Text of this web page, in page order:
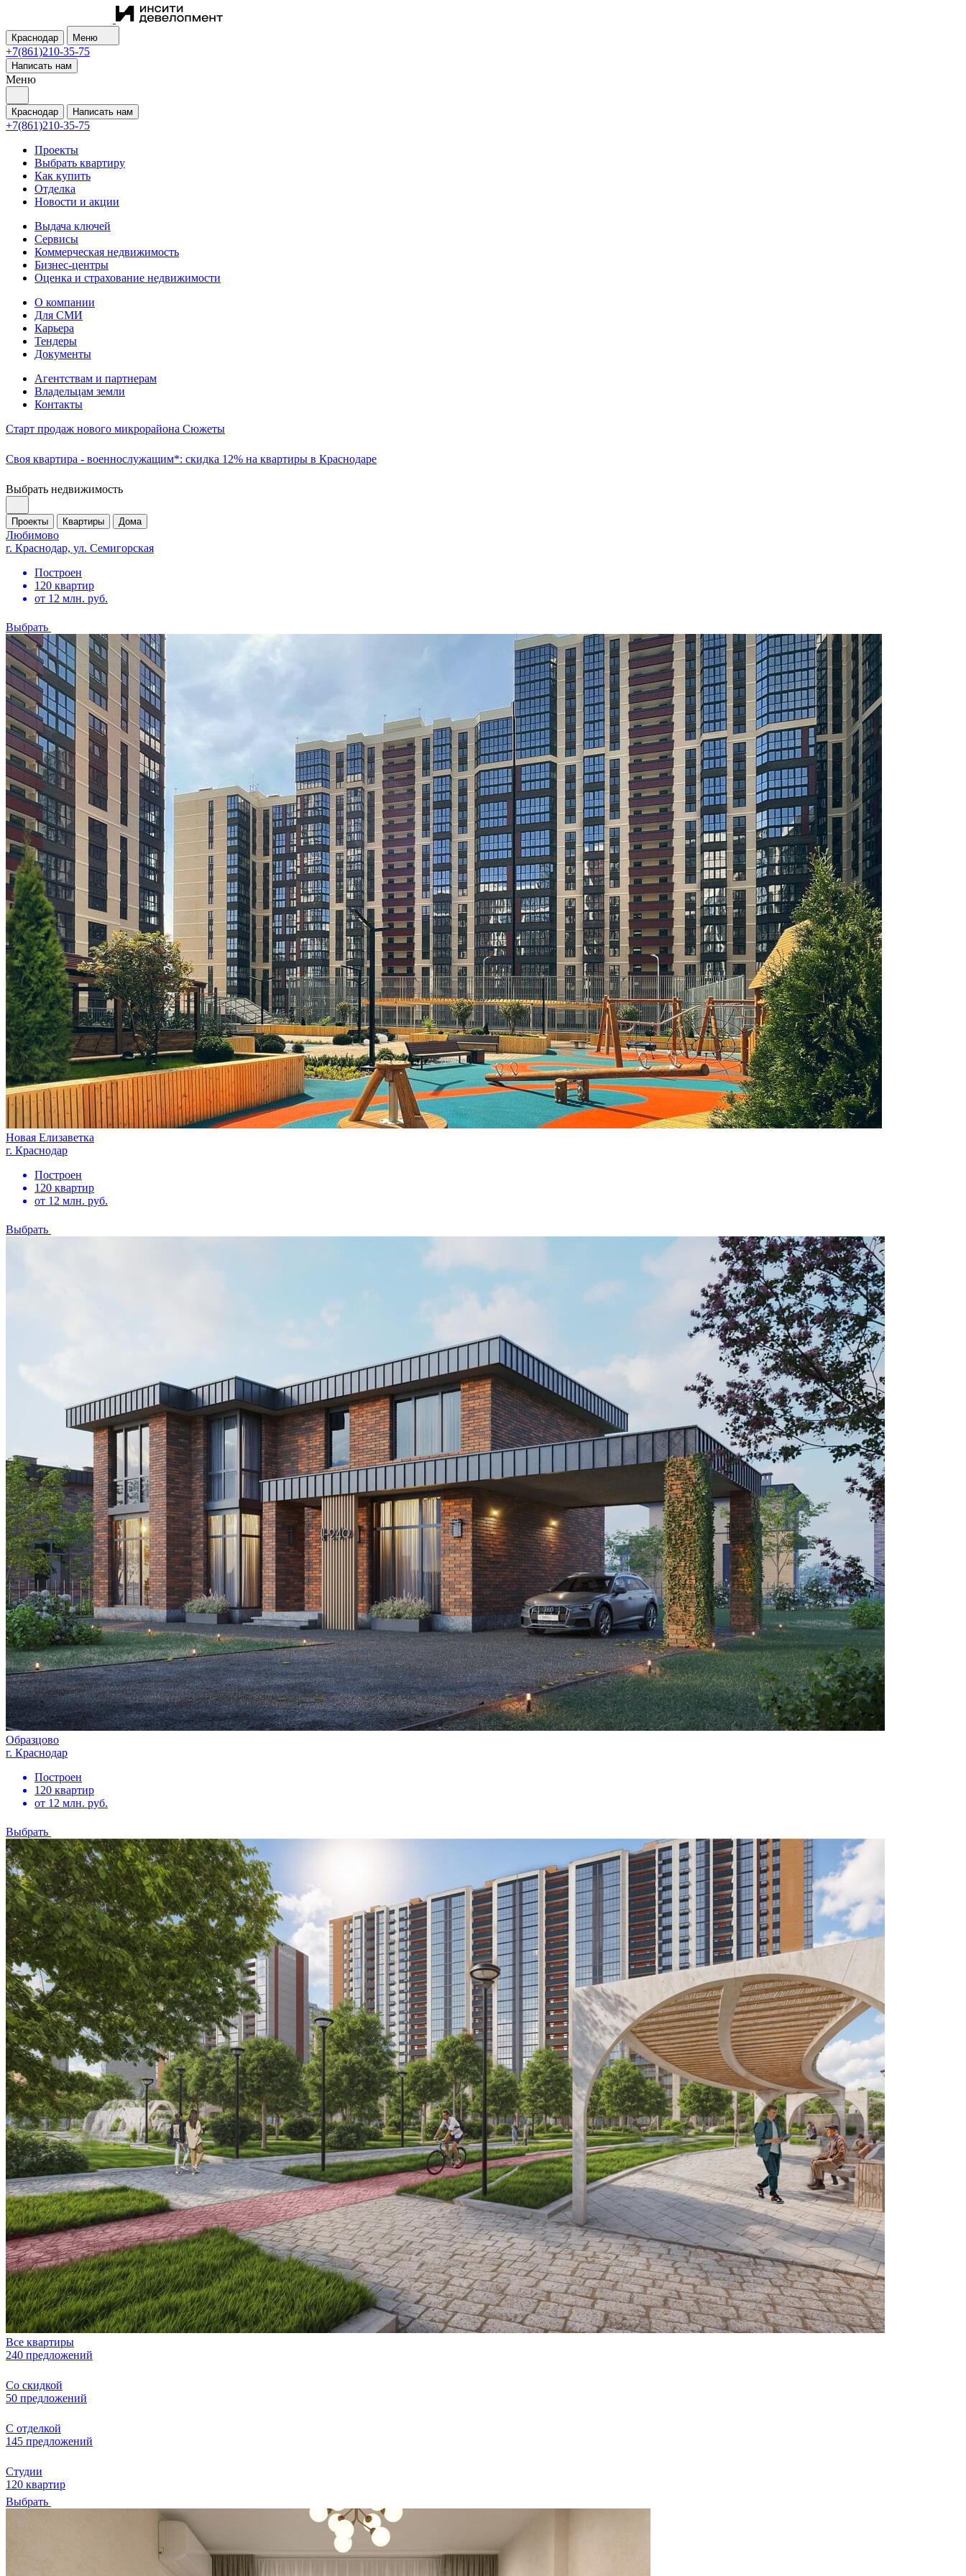
Краснодар Меню
+7(861)210-35-75
Написать нам
Меню
Краснодар Написать нам
+7(861)210-35-75
Проекты
Выбрать квартиру
Как купить
Отделка
Новости и акции
Выдача ключей
Сервисы
Коммерческая недвижимость
Бизнес-центры
Оценка и страхование недвижимости
О компании
Для СМИ
Карьера
Тендеры
Документы
Агентствам и партнерам
Владельцам земли
Контакты
Старт продаж нового микрорайона Сюжеты
Своя квартира - военнослужащим*: скидка 12% на квартиры в Краснодаре
Выбрать недвижимость
Проекты Квартиры Дома
Любимово
г. Краснодар, ул. Семигорская
Построен
120 квартир
от 12 млн. руб.
Выбрать
Новая Елизаветка
г. Краснодар
Построен
120 квартир
от 12 млн. руб.
Выбрать
Образцово
г. Краснодар
Построен
120 квартир
от 12 млн. руб.
Выбрать
Все квартиры
240 предложений
Со скидкой
50 предложений
С отделкой
145 предложений
Студии
120 квартир
Выбрать